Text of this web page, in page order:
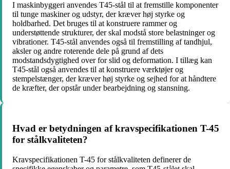
I maskinbyggeri anvendes T45-stål til at fremstille komponenter
til tunge maskiner og udstyr, der kræver høj styrke og
holdbarhed. Det bruges til at konstruere rammer og
understøttende strukturer, der skal modstå store belastninger og
vibrationer. T45-stål anvendes også til fremstilling af tandhjul,
aksler og andre roterende dele på grund af dets
modstandsdygtighed over for slid og deformation. I tillæg kan
T45-stål også anvendes til at konstruere værktøjer og
stempelstænger, der kræver høj styrke og sejhed for at håndtere
de kræfter, der opstår under bearbejdning og stansning.
Hvad er betydningen af ​​kravspecifikationen T-45
for stålkvaliteten?
Kravspecifikationen T-45 for stålkvaliteten definerer de